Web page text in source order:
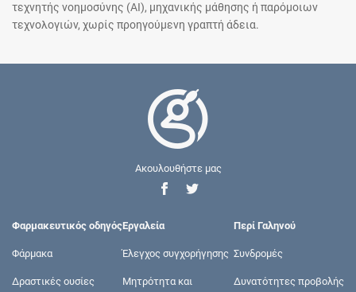
τεχνητής νοημοσύνης (AI), μηχανικής μάθησης ή παρόμοιων
τεχνολογιών, χωρίς προηγούμενη γραπτή άδεια.
Ακουλουθήστε μας
Φαρμακευτικός οδηγός
Φάρμακα
Δραστικές ουσίες
Εργαλεία
Έλεγχος συγχορήγησης
Μητρότητα και
Περί Γαληνού
Συνδρομές
Δυνατότητες προβολής